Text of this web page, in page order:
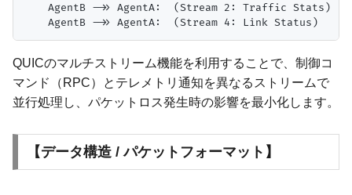
    AgentB ->> AgentA:  (Stream 2: Traffic Stats)
QUICのマルチストリーム機能を利用することで、制御コ
マンド（RPC）とテレメトリ通知を異なるストリームで
並行処理し、パケットロス発生時の影響を最小化します。
【データ構造 / パケットフォーマット】